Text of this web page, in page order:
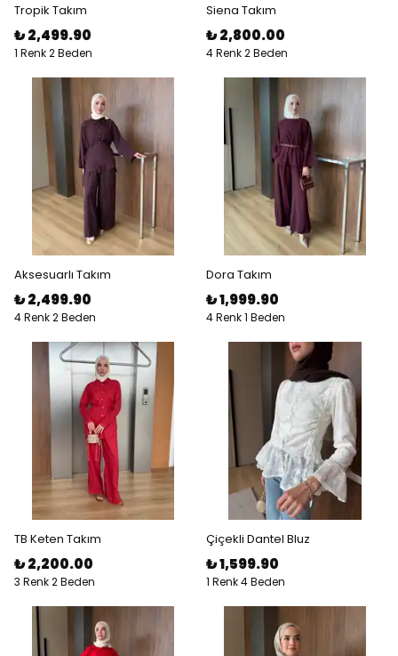
Tropik Takım
₺ 2,499.90
1 Renk 2 Beden
Siena Takım
₺ 2,800.00
4 Renk 2 Beden
Aksesuarlı Takım
₺ 2,499.90
4 Renk 2 Beden
Dora Takım
₺ 1,999.90
4 Renk 1 Beden
TB Keten Takım
₺ 2,200.00
3 Renk 2 Beden
Çiçekli Dantel Bluz
₺ 1,599.90
1 Renk 4 Beden